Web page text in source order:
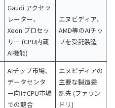
Gaudi アクセラ
レーター、
Xeon プロセッ
サー (CPU内蔵
AI機能)
エヌビディア、
AMD等のAIチッ
プを受託製造
AIチップ市場、
データセンタ
ー向けCPU市場
での競合
エヌビディアの
主要な製造委
託先 (ファウン
ドリ)